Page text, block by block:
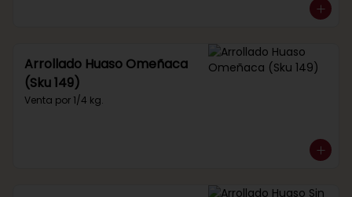
Arrollado Huaso Omeñaca
(Sku 149)
Venta por 1/4 kg.